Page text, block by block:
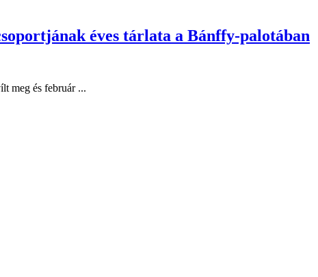
éves tárlata a Bánffy-palotában
meg és február ...